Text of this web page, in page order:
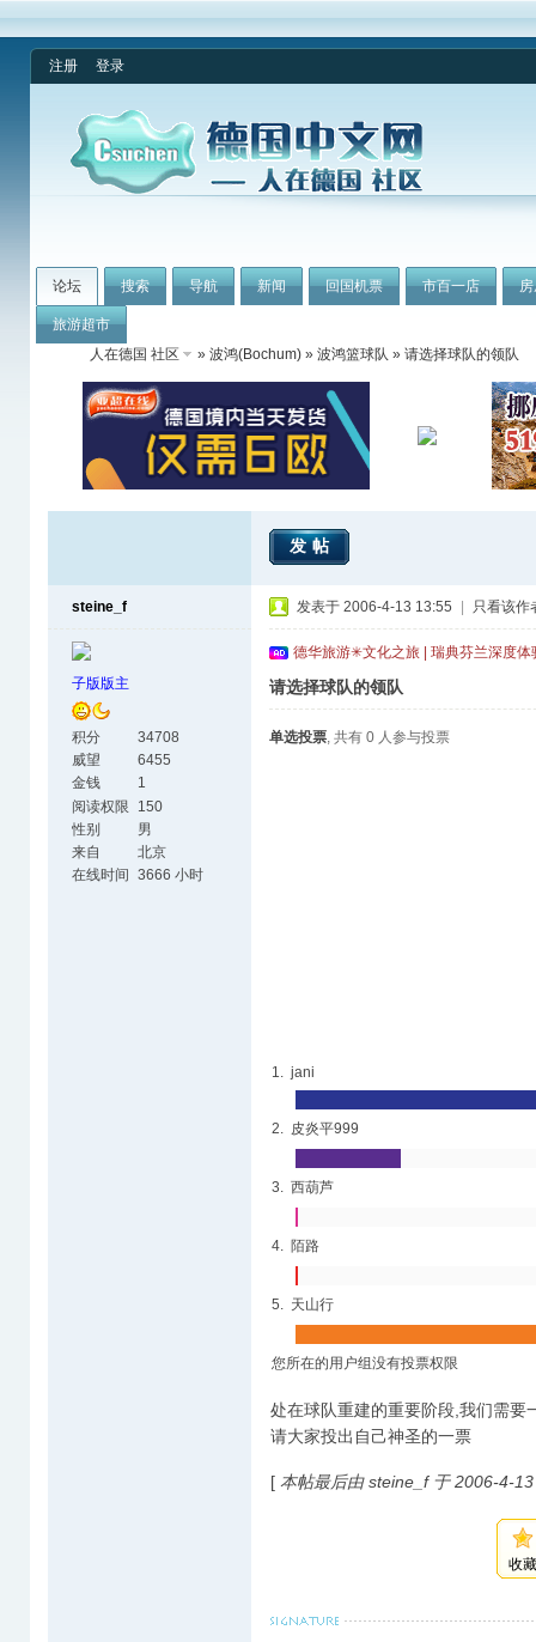
注册 登录
论坛 搜索 导航 新闻 回国机票 市百一店
旅游超市
人在德国 社区
» 波鸿(Bochum) » 波鸿篮球队 » 请选择球队的领队
发帖
steine_f
子版版主
积分
34708
威望
6455
金钱
1
阅读权限
150
性别
男
来自
北京
在线时间
3666 小时
发表于 2006-4-13 13:55 只看该作
德华旅游✳文化之旅 | 瑞典芬兰深度
请选择球队的领队
单选投票, 共有 0 人参与投票
1. jani
2. 皮炎平999
3. 西葫芦
4. 陌路
5. 天山行
您所在的用户组没有投票权限
处在球队重建的重要阶段,我们需要
请大家投出自己神圣的一票
[ 本帖最后由 steine_f 于 2006-4-
收